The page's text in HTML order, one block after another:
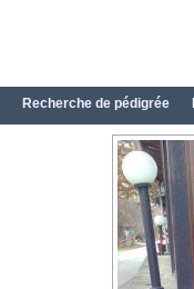
Recherche de pédigrée